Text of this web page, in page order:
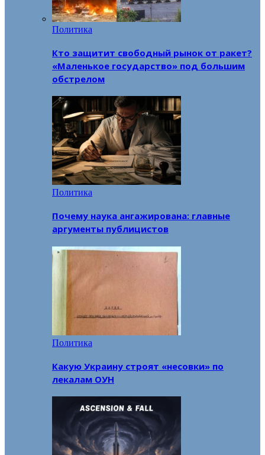
Политика
Кто защитит свободный рынок от ракет?
«Маленькое государство» под большим
обстрелом
Политика
Почему наука ангажирована: главные
аргументы публицистов
Политика
Какую Украину строят «несовки» по
лекалам ОУН